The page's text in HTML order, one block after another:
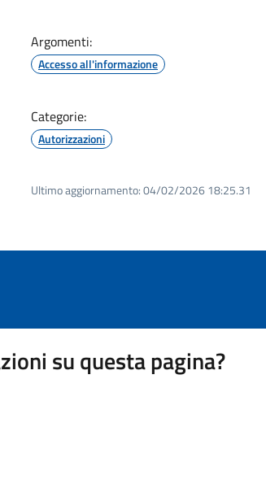
Argomenti:
Accesso all'informazione
Categorie:
Autorizzazioni
Ultimo aggiornamento:04/02/2026 18:25.31
su questa pagina?